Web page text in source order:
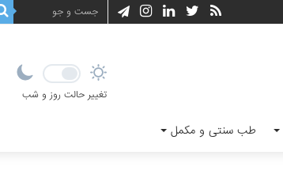
تغییر حالت روز و شب
طب سنتی و مکمل